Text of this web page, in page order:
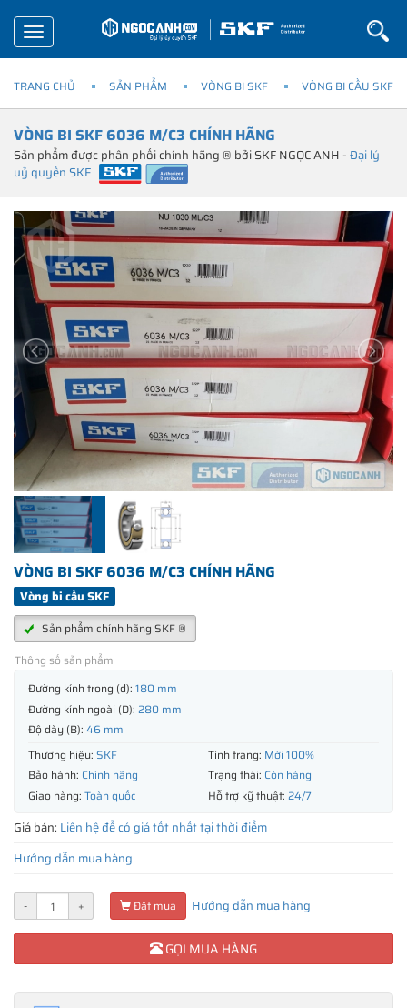
Toggle
navigation
TRANG CHỦ SẢN PHẨM VÒNG BI SKF VÒNG BI CẦU SKF
VÒNG BI SKF 6036 M/C3 CHÍNH HÃNG
Sản phẩm được phân phối chính hãng ® bởi SKF NGỌC ANH -Đại lý
uỷ quyền SKF
VÒNG BI SKF 6036 M/C3 CHÍNH HÃNG
Vòng bi cầu SKF
Sản phẩm chính hãng SKF ®
Thông số sản phẩm
Đường kính trong (d): 180 mm
Đường kính ngoài (D): 280 mm
Độ dày (B): 46 mm
Thương hiệu: SKF Tình trạng: Mới 100%
Bảo hành: Chính hãng Trạng thái: Còn hàng
Giao hàng: Toàn quốc Hỗ trợ kỹ thuật: 24/7
Giá bán: Liên hệ để có giá tốt nhất tại thời điểm
Hướng dẫn mua hàng
- + Đặt mua Hướng dẫn mua hàng
GỌI MUA HÀNG